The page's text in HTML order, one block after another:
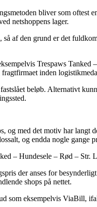
bliver som oftest
netshoppens lager.
af den grund er det
Trespaws
inden
beløb. Alternativt
med det motiv har langt
og endda nogle gange
– Hundesele – Rød – Str.
der anses for
shops på nettet.
som eksempelvis ViaBill,